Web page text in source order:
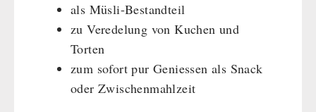
HERGETOS Olivenöl
Grosspackungen Wasch- und Reinigungsmittel
Getreidemühlen / Kornquetsche
(Not)kocher Gas&Multifuel
Notkocher 71
PETROMAX-SHOP
Feuerhand
HK500 & Zubehör
SONSTIGES
als Müsli-Bestandteil
zu Veredelung von Kuchen und
Torten
zum sofort pur Geniessen als Snack
oder Zwischenmahlzeit